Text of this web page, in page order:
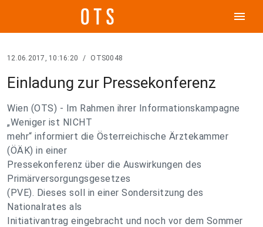
menu
12.06.2017, 10:16:20 / OTS0048
Einladung zur Pressekonferenz
Wien (OTS) - Im Rahmen ihrer Informationskampagne
„Weniger ist NICHT
mehr“ informiert die Österreichische Ärztekammer
(ÖÄK) in einer
Pressekonferenz über die Auswirkungen des
Primärversorgungsgesetzes
(PVE). Dieses soll in einer Sondersitzung des
Nationalrates als
Initiativantrag eingebracht und noch vor dem Sommer